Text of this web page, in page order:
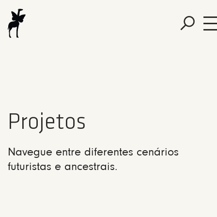
Projetos
Navegue entre diferentes cenários
futuristas e ancestrais.